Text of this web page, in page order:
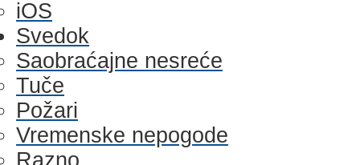
iOS
Svedok
Saobraćajne nesreće
Tuče
Požari
Vremenske nepogode